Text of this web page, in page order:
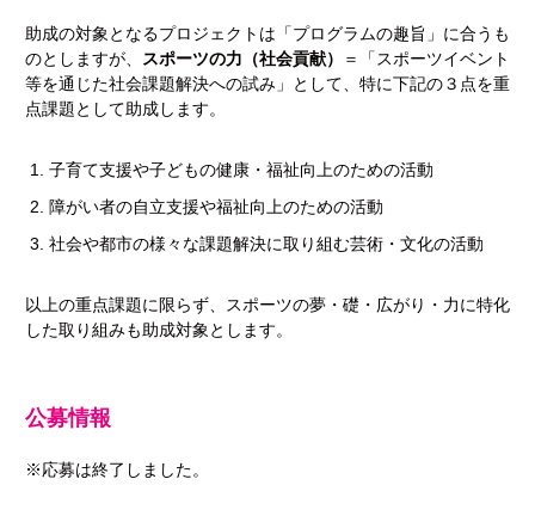
助成の対象となるプロジェクトは「プログラムの趣旨」に合うも
のとしますが、
スポーツの力（社会貢献）
＝「スポーツイベント
等を通じた社会課題解決への試み」として、特に下記の３点を重
点課題として助成します。
子育て支援や子どもの健康・福祉向上のための活動
障がい者の自立支援や福祉向上のための活動
社会や都市の様々な課題解決に取り組む芸術・文化の活動
以上の重点課題に限らず、スポーツの夢・礎・広がり・力に特化
した取り組みも助成対象とします。
公募情報
※応募は終了しました。